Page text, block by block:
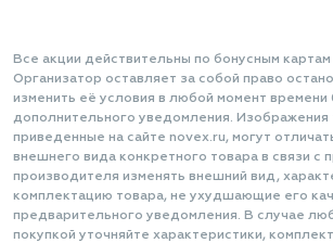
Все акции действительны по бонусным картам
Организатор оставляет за собой право
изменить её условия в любой момент времени
дополнительного уведомления. Изображения
приведенные на сайте novex.ru, могут
внешнего вида конкретного товара в связи с
производителя изменять внешний вид,
комплектацию товара, не ухудшающие его
предварительного уведомления. В случае
покупкой уточняйте характеристики,